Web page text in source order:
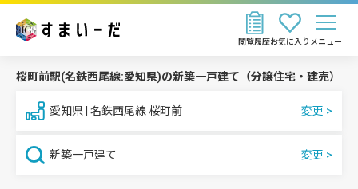
お気に入り
閲覧履歴 メニュー
桜町前駅(名鉄西尾線:愛知県)の新築一戸建て（分譲住宅・建売）
愛知県 | 名鉄西尾線 桜町前
新築一戸建て